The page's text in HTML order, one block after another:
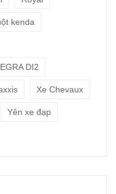
kenda
DI2
Xe Chevaux
Yên xe đạp